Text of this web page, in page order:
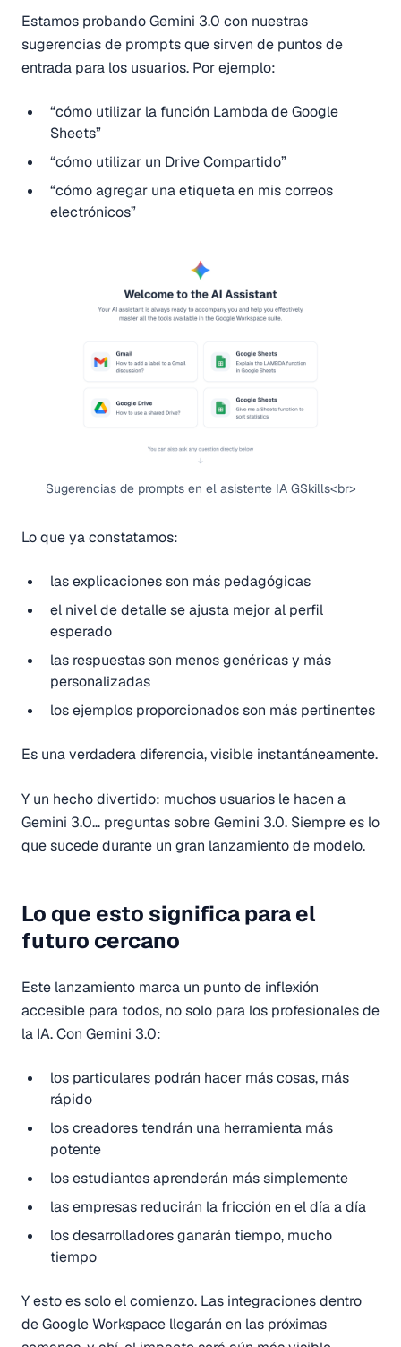
Estamos probando Gemini 3.0 con nuestras
sugerencias de prompts que sirven de puntos de
entrada para los usuarios. Por ejemplo:
“cómo utilizar la función Lambda de Google
Sheets”
“cómo utilizar un Drive Compartido”
“cómo agregar una etiqueta en mis correos
electrónicos”
Sugerencias de prompts en el asistente IA GSkills<br>
Lo que ya constatamos:
las explicaciones son más pedagógicas
el nivel de detalle se ajusta mejor al perfil
esperado
las respuestas son menos genéricas y más
personalizadas
los ejemplos proporcionados son más pertinentes
Es una verdadera diferencia, visible instantáneamente.
Y un hecho divertido: muchos usuarios le hacen a
Gemini 3.0… preguntas sobre Gemini 3.0. Siempre es lo
que sucede durante un gran lanzamiento de modelo.
Lo que esto significa para el
futuro cercano
Este lanzamiento marca un punto de inflexión
accesible para todos, no solo para los profesionales de
la IA. Con Gemini 3.0:
los particulares podrán hacer más cosas, más
rápido
los creadores tendrán una herramienta más
potente
los estudiantes aprenderán más simplemente
las empresas reducirán la fricción en el día a día
los desarrolladores ganarán tiempo, mucho
tiempo
Y esto es solo el comienzo. Las integraciones dentro
de Google Workspace llegarán en las próximas